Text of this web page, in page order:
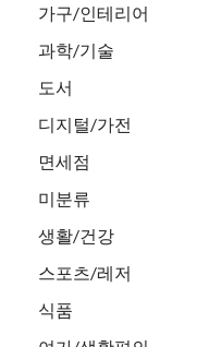
가구/인테리어
과학/기술
도서
디지털/가전
면세점
미분류
생활/건강
스포츠/레저
식품